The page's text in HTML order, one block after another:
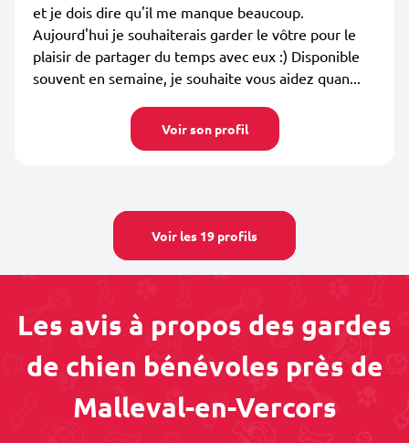
et je dois dire qu'il me manque beaucoup.
Aujourd'hui je souhaiterais garder le vôtre pour le
plaisir de partager du temps avec eux :) Disponible
souvent en semaine, je souhaite vous aidez quan...
Voir son profil
Voir les 19 profils
Les avis à propos des gardes
de chien bénévoles près de
Malleval-en-Vercors